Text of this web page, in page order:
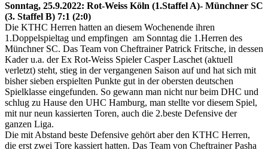
Sonntag, 25.9.2022: Rot-Weiss Köln (1.Staffel A)- Münchner SC
(3. Staffel B) 7:1 (2:0)
Die KTHC Herren hatten an diesem Wochenende ihren
1.Doppelspieltag und empfingen am Sonntag die 1.Herren des
Münchner SC. Das Team von Cheftrainer Patrick Fritsche, in dessen
Kader u.a. der Ex Rot-Weiss Spieler Casper Laschet (aktuell
verletzt) steht, stieg in der vergangenen Saison auf und hat sich mit
bisher sieben erspielten Punkte gut in der obersten deutschen
Spielklasse eingefunden. So gewann man nicht nur beim DHC und
schlug zu Hause den UHC Hamburg, man stellte vor diesem Spiel,
mit nur neun kassierten Toren, auch die 2.beste Defensive der
ganzen Liga.
Die mit Abstand beste Defensive gehört aber den KTHC Herren,
die erst zwei Tore kassiert hatten. Das Team von Cheftrainer Pasha